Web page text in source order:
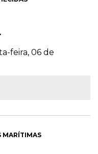
feira, 06 de
MARÍTIMAS